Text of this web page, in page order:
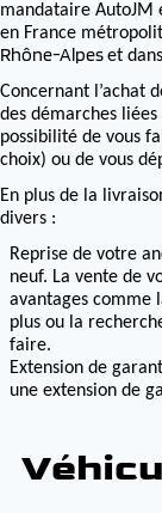
mandataire AutoJM
en France
Rhône-Alpeset
Concernant l’achat
des démarches
possibilité de vous
choix) ou de vous
En plus de la
divers :
Reprise de votre
neuf. La vente de
avantages comme
plus ou la
faire.
Extension de
une extension de